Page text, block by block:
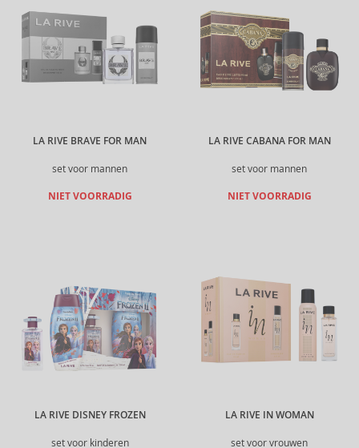
LA RIVE BRAVE FOR MAN
set voor mannen
NIET VOORRADIG
LA RIVE CABANA FOR MAN
set voor mannen
NIET VOORRADIG
LA RIVE DISNEY FROZEN
set voor kinderen
LA RIVE IN WOMAN
set voor vrouwen